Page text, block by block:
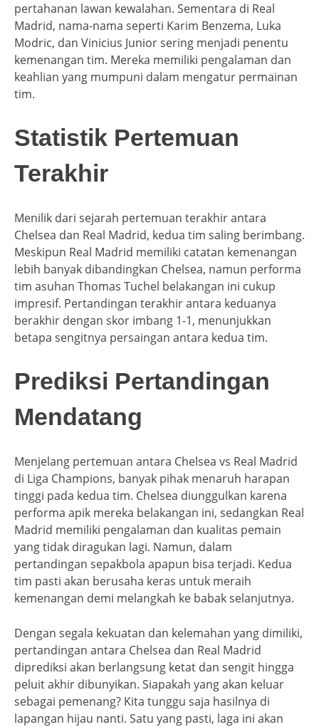
pertahanan lawan kewalahan. Sementara di Real
Madrid, nama-nama seperti Karim Benzema, Luka
Modric, dan Vinicius Junior sering menjadi penentu
kemenangan tim. Mereka memiliki pengalaman dan
keahlian yang mumpuni dalam mengatur permainan
tim.
Statistik Pertemuan
Terakhir
Menilik dari sejarah pertemuan terakhir antara
Chelsea dan Real Madrid, kedua tim saling berimbang.
Meskipun Real Madrid memiliki catatan kemenangan
lebih banyak dibandingkan Chelsea, namun performa
tim asuhan Thomas Tuchel belakangan ini cukup
impresif. Pertandingan terakhir antara keduanya
berakhir dengan skor imbang 1-1, menunjukkan
betapa sengitnya persaingan antara kedua tim.
Prediksi Pertandingan
Mendatang
Menjelang pertemuan antara Chelsea vs Real Madrid
di Liga Champions, banyak pihak menaruh harapan
tinggi pada kedua tim. Chelsea diunggulkan karena
performa apik mereka belakangan ini, sedangkan Real
Madrid memiliki pengalaman dan kualitas pemain
yang tidak diragukan lagi. Namun, dalam
pertandingan sepakbola apapun bisa terjadi. Kedua
tim pasti akan berusaha keras untuk meraih
kemenangan demi melangkah ke babak selanjutnya.
Dengan segala kekuatan dan kelemahan yang dimiliki,
pertandingan antara Chelsea dan Real Madrid
diprediksi akan berlangsung ketat dan sengit hingga
peluit akhir dibunyikan. Siapakah yang akan keluar
sebagai pemenang? Kita tunggu saja hasilnya di
lapangan hijau nanti. Satu yang pasti, laga ini akan